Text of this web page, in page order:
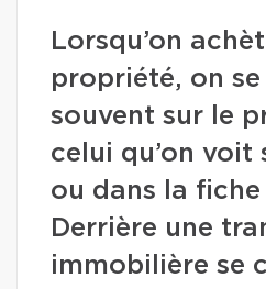
Lorsqu’on
propriété, on
souvent sur le
celui qu’on voit
ou dans la
Derrière une
immobilière se